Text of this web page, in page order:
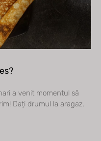
a venit momentul să
Dați drumul la aragaz,